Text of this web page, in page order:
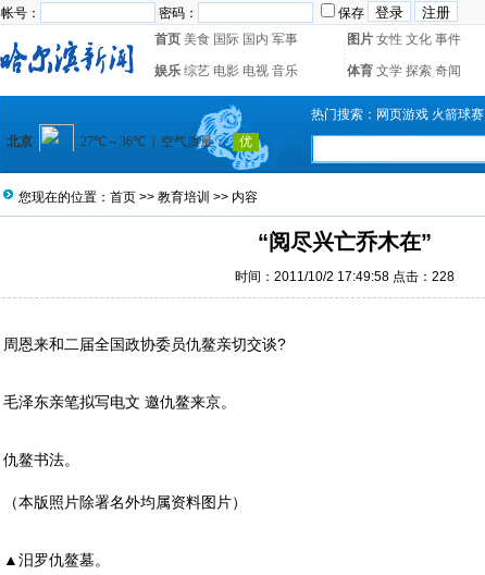
帐号： 密码： 保存
首页 美食 国际 国内 军事 图片 女性 文化 事件
娱乐 综艺 电影 电视 音乐 体育 文学 探索 奇闻
热门搜索： 网页游戏 火箭球赛
您现在的位置： 首页 >> 教育培训 >> 内容
“阅尽兴亡乔木在”
时间：2011/10/2 17:49:58 点击： 228
周恩来和二届全国政协委员仇鳌亲切交谈?
毛泽东亲笔拟写电文 邀仇鳌来京。
仇鳌书法。
（本版照片除署名外均属资料图片）
▲汨罗仇鳌墓。